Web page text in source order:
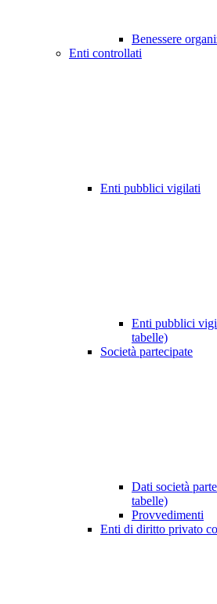
Benessere
Enti controllati
Enti pubblici vigilati
Enti pubblici
tabelle)
Società partecipate
Dati società
tabelle)
Provvedimenti
Enti di diritto privato